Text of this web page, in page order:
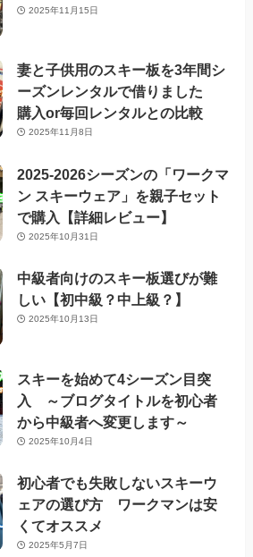
2025年11月15日
妻と子供用のスキー板を3年間シ
ーズンレンタルで借りました
購入or毎回レンタルとの比較
2025年11月8日
2025-2026シーズンの「ワークマ
ン スキーウェア」を親子セット
で購入【詳細レビュー】
2025年10月31日
中級者向けのスキー板選びが難
しい【初中級？中上級？】
2025年10月13日
スキーを始めて4シーズン目突
入 ～ブログタイトルを初心者
から中級者へ変更します～
2025年10月4日
初心者でも失敗しないスキーウ
ェアの選び方 ワークマンは安
くてオススメ
2025年5月7日